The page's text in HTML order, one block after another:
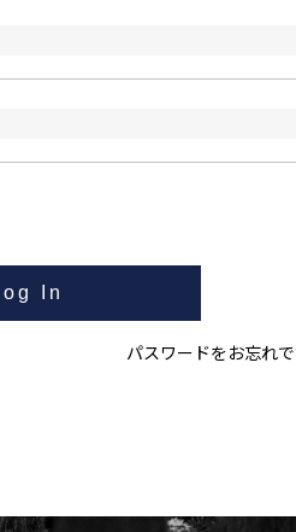
パスワードをお忘れ